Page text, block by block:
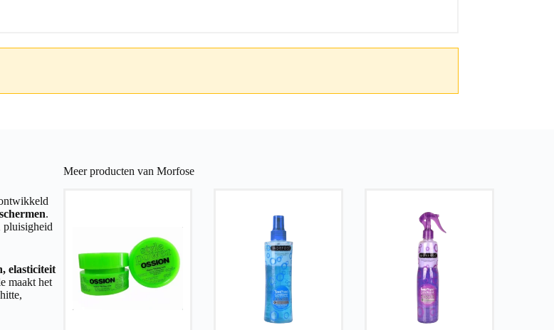
.
pluisigheid
elasticiteit
maakt het
Meer producten van Morfose